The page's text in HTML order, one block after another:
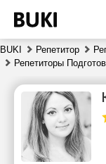
BUKI Репетитор
Репетиторы